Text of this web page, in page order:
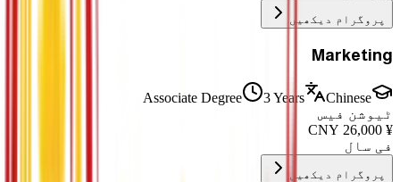
پروگرام دیکھیں
Marketing
Associate Degree 3 Years
Chinese
ٹیوشن فیس
¥
26,000
فی سال
پروگرام دیکھیں